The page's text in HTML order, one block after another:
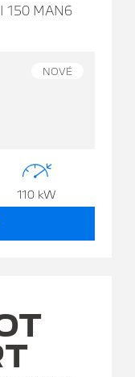
150 MAN6
NOVÉ
110 kW